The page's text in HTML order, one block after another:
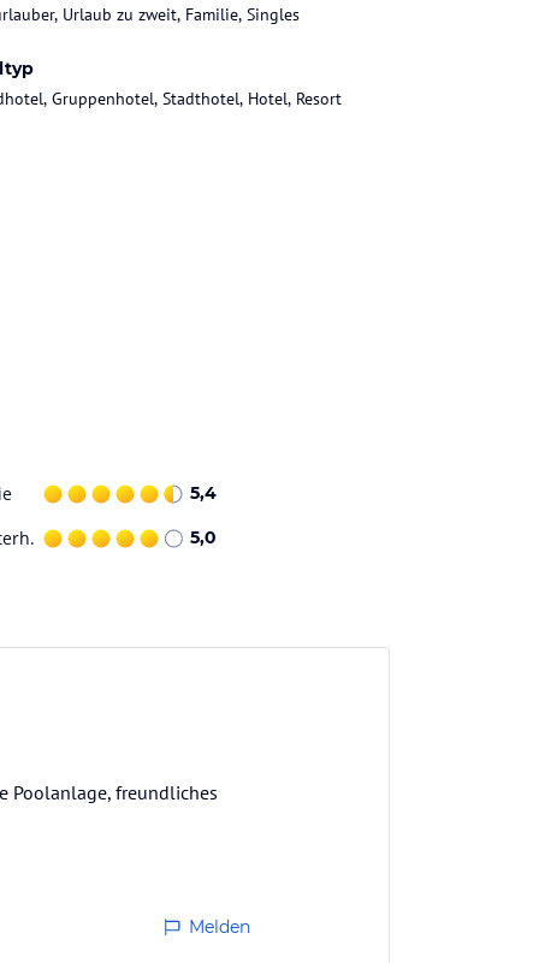
Urlaub zu zweit, Familie, Singles
Gruppenhotel, Stadthotel, Hotel, Resort
5,4
5,0
Poolanlage, freundliches
Melden